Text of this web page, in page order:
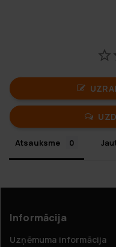
Atsauksme
Informācija
Uzņēmuma informācija